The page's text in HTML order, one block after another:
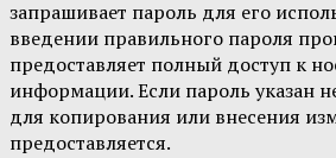
запрашивает пароль для его
введении правильного пароля
предоставляет полный доступ к
информации. Если пароль указан
для копирования или внесения
предоставляется.